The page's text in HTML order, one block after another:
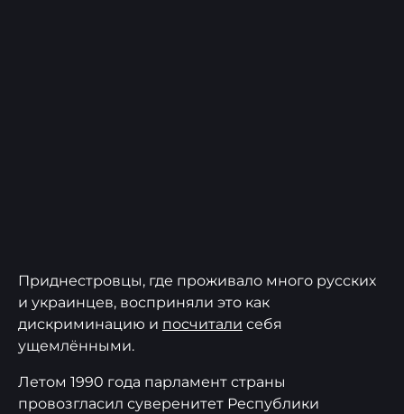
Приднестровцы, где проживало много русских
и украинцев, восприняли это как
дискриминацию и посчитали себя
ущемлёнными.
Летом 1990 года парламент страны
провозгласил суверенитет Республики